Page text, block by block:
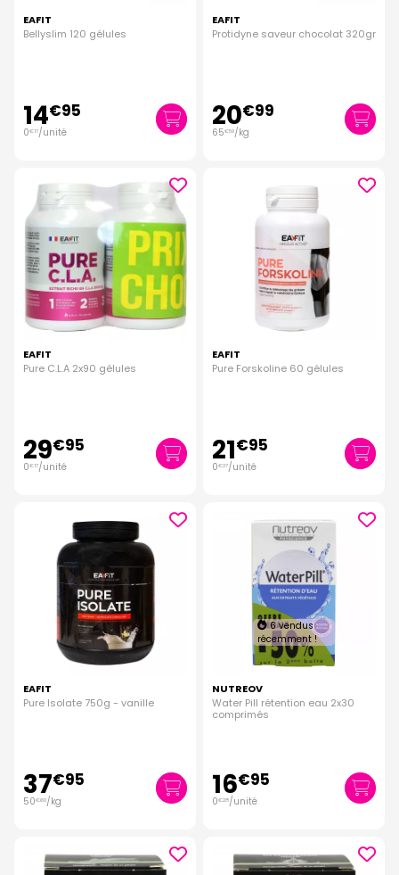
EAFIT
Bellyslim 120 gélules
14€95
0€ 17/unité
EAFIT
Protidyne saveur chocolat 320gr
20€99
65€59/kg
EAFIT
Pure C.L.A 2x90 gélules
29€95
0€ 17/unité
EAFIT
Pure Forskoline 60 gélules
21€95
0€37/unité
EAFIT
Pure Isolate 750g - vanille
37€95
50€60/kg
6 vendus
récemment !
NUTREOV
Water Pill rétention eau 2x30
comprimés
16€95
0€28/unité